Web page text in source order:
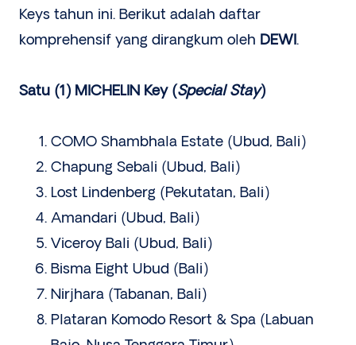
Keys tahun ini. Berikut adalah daftar
komprehensif yang dirangkum oleh DEWI.
Satu (1) MICHELIN Key (Special Stay)
COMO Shambhala Estate (Ubud, Bali)
Chapung Sebali (Ubud, Bali)
Lost Lindenberg (Pekutatan, Bali)
Amandari (Ubud, Bali)
Viceroy Bali (Ubud, Bali)
Bisma Eight Ubud (Bali)
Nirjhara (Tabanan, Bali)
Plataran Komodo Resort & Spa (Labuan